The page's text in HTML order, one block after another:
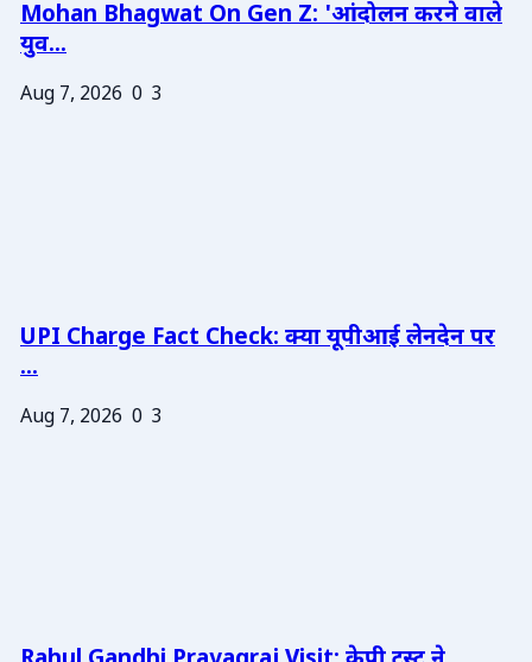
Mohan Bhagwat On Gen Z: 'आंदोलन करने वाले
युव...
Aug 7, 2026 0 3
UPI Charge Fact Check: क्या यूपीआई लेनदेन पर
...
Aug 7, 2026 0 3